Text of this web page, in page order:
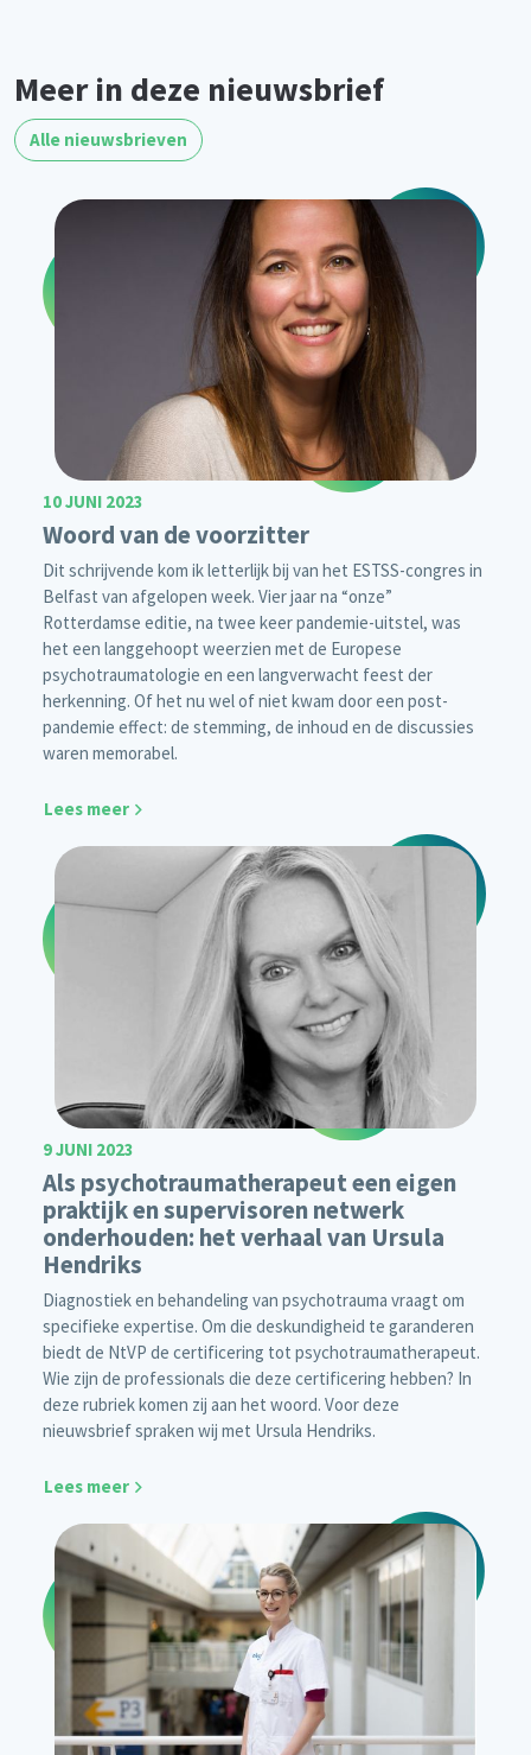
Meer in deze nieuwsbrief
Alle nieuwsbrieven
10 JUNI 2023
Woord van de voorzitter
Dit schrijvende kom ik letterlijk bij van het ESTSS-congres in
Belfast van afgelopen week. Vier jaar na “onze”
Rotterdamse editie, na twee keer pandemie-uitstel, was
het een langgehoopt weerzien met de Europese
psychotraumatologie en een langverwacht feest der
herkenning. Of het nu wel of niet kwam door een post-
pandemie effect: de stemming, de inhoud en de discussies
waren memorabel.
Lees meer
9 JUNI 2023
Als psychotraumatherapeut een eigen
praktijk en supervisoren netwerk
onderhouden: het verhaal van Ursula
Hendriks
Diagnostiek en behandeling van psychotrauma vraagt om
specifieke expertise. Om die deskundigheid te garanderen
biedt de NtVP de certificering tot psychotraumatherapeut.
Wie zijn de professionals die deze certificering hebben? In
deze rubriek komen zij aan het woord. Voor deze
nieuwsbrief spraken wij met Ursula Hendriks.
Lees meer